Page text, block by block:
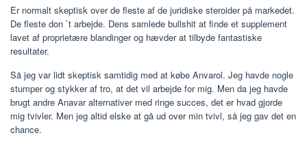
Er normalt skeptisk over de fleste af de juridiske steroider på markedet.
De fleste don `t arbejde. Dens samlede bullshit at finde et supplement
lavet af proprietære blandinger og hævder at tilbyde fantastiske
resultater.
Så jeg var lidt skeptisk samtidig med at købe Anvarol. Jeg havde nogle
stumper og stykker af tro, at det vil arbejde for mig. Men da jeg havde
brugt andre Anavar alternativer med ringe succes, det er hvad gjorde
mig tvivler. Men jeg altid elske at gå ud over min tvivl, så jeg gav det en
chance.